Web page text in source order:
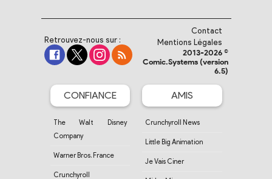
Retrouvez-nous sur :
Contact
Mentions Légales
2013-2026 ©
Comic.Systems (version
6.5)
CONFIANCE
The Walt Disney
Company
Warner Bros. France
Crunchyroll
AMIS
Crunchyroll News
Little Big Animation
Je Vais Ciner